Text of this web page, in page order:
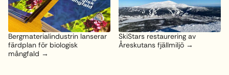
Bergmaterialindustrin lanserar
färdplan för biologisk
mångfald
SkiStars restaurering av
Åreskutans fjällmiljö